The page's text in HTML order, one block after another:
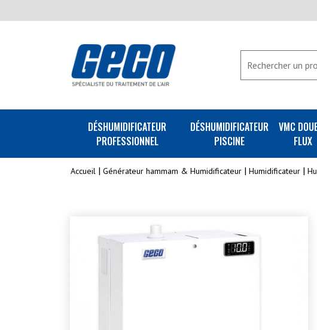
DÉSHUMIDIFICATEUR
PROFESSIONNEL
DÉSHUMIDIFICATEUR
PISCINE
VMC
FLUX
Accueil Générateur hammam & Humidificateur Humidificateur